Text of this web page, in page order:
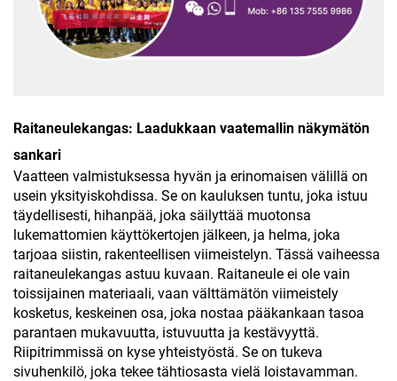
Raitaneulekangas: Laadukkaan vaatemallin näkymätön
sankari
Vaatteen valmistuksessa hyvän ja erinomaisen välillä on
usein yksityiskohdissa. Se on kauluksen tuntu, joka istuu
täydellisesti, hihanpää, joka säilyttää muotonsa
lukemattomien käyttökertojen jälkeen, ja helma, joka
tarjoaa siistin, rakenteellisen viimeistelyn. Tässä vaiheessa
raitaneulekangas astuu kuvaan. Raitaneule ei ole vain
toissijainen materiaali, vaan välttämätön viimeistely
kosketus, keskeinen osa, joka nostaa pääkankaan tasoa
parantaen mukavuutta, istuvuutta ja kestävyyttä.
Riipitrimmissä on kyse yhteistyöstä. Se on tukeva
sivuhenkilö, joka tekee tähtiosasta vielä loistavamman.